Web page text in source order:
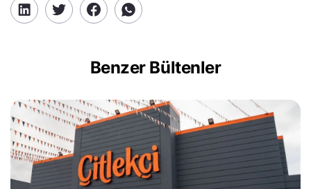
Benzer Bültenler